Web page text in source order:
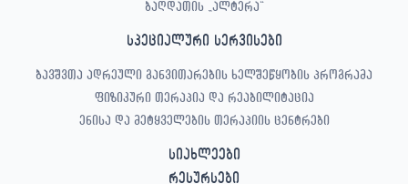
ბაღდათის „ალტერა“
სპეციალური სერვისები
ბავშვთა ადრეული განვითარების ხელშეწყობის პროგრამა
ფიზიკური თერაპია და რეაბილიტაცია
ენისა და მეტყველების თერაპიის ცენტრები
სიახლეები
რესურსები